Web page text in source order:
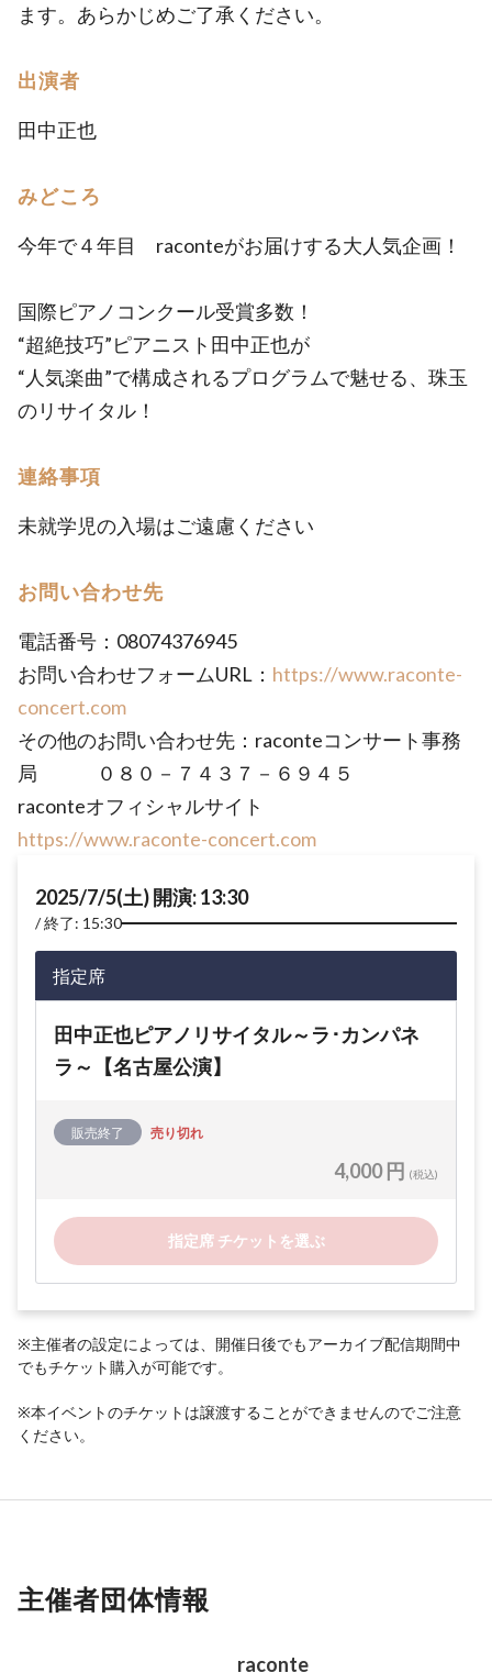
ます。あらかじめご了承ください。
出演者
田中正也
みどころ
今年で４年目 raconteがお届けする大人気企画！
国際ピアノコンクール受賞多数！
“超絶技巧”ピアニスト田中正也が
“人気楽曲”で構成されるプログラムで魅せる、珠玉
のリサイタル！
連絡事項
未就学児の入場はご遠慮ください
お問い合わせ先
電話番号：08074376945
お問い合わせフォームURL： https://www.raconte-
concert.com
その他のお問い合わせ先：raconteコンサート事務
局 ０８０－７４３７－６９４５
raconteオフィシャルサイト
https://www.raconte-concert.com
2025/7/5(土) 開演: 13:30
終了: 15:30
指定席
田中正也ピアノリサイタル～ラ･カンパネ
ラ～【名古屋公演】
販売終了 売り切れ
4,000 円 (税込)
指定席 チケットを選ぶ
※主催者の設定によっては、開催日後でもアーカイブ配信期間中
でもチケット購入が可能です。
※本イベントのチケットは譲渡することができませんのでご注意
ください。
主催者団体情報
raconte